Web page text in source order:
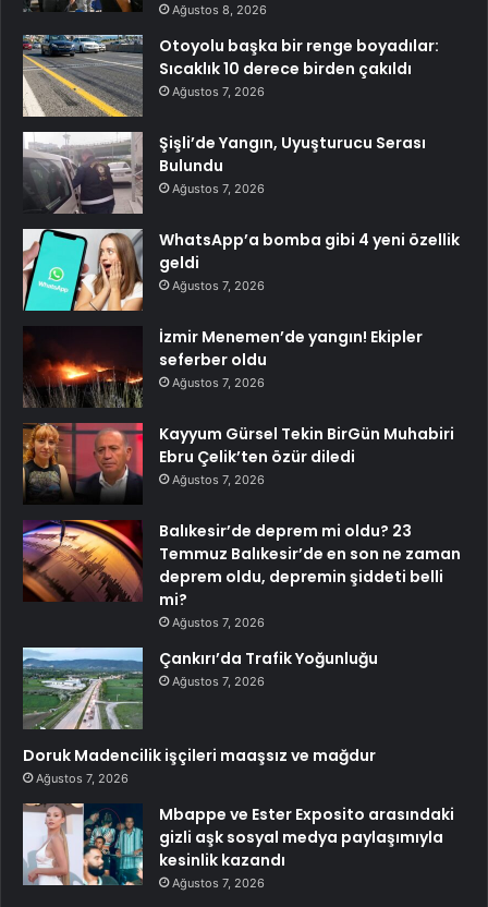
Ağustos 8, 2026
Otoyolu başka bir renge boyadılar:
Sıcaklık 10 derece birden çakıldı
Ağustos 7, 2026
Şişli’de Yangın, Uyuşturucu Serası
Bulundu
Ağustos 7, 2026
WhatsApp’a bomba gibi 4 yeni özellik
geldi
Ağustos 7, 2026
İzmir Menemen’de yangın! Ekipler
seferber oldu
Ağustos 7, 2026
Kayyum Gürsel Tekin BirGün Muhabiri
Ebru Çelik’ten özür diledi
Ağustos 7, 2026
Balıkesir’de deprem mi oldu? 23
Temmuz Balıkesir’de en son ne zaman
deprem oldu, depremin şiddeti belli
mi?
Ağustos 7, 2026
Çankırı’da Trafik Yoğunluğu
Ağustos 7, 2026
Doruk Madencilik işçileri maaşsız ve mağdur
Ağustos 7, 2026
Mbappe ve Ester Exposito arasındaki
gizli aşk sosyal medya paylaşımıyla
kesinlik kazandı
Ağustos 7, 2026